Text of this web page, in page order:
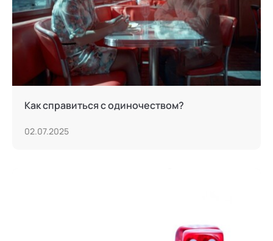
Как справиться с одиночеством?
02.07.2025